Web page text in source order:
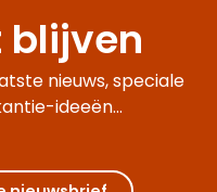
blijven
nieuws, speciale
ideeën...